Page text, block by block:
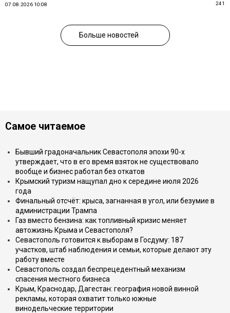
07.08.2026 10:08 241
Больше новостей
Самое читаемое
Бывший градоначальник Севастополя эпохи 90-х
утверждает, что в его время взяток не существовало
вообще и бизнес работал без откатов
Крымский туризм нащупал дно к середине июля 2026
года
Финальный отсчёт: крыса, загнанная в угол, или безумие в
администрации Трампа
Газ вместо бензина: как топливный кризис меняет
автожизнь Крыма и Севастополя?
Севастополь готовится к выборам в Госдуму: 187
участков, штаб наблюдения и семьи, которые делают эту
работу вместе
Севастополь создал беспрецедентный механизм
спасения местного бизнеса
Крым, Краснодар, Дагестан: география новой винной
рекламы, которая охватит только южные
винодельческие территории